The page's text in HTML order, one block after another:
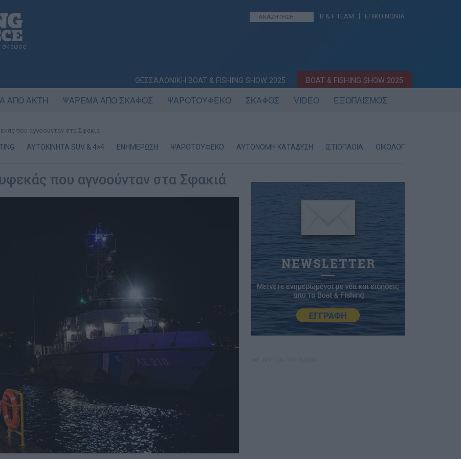
σκάφος!
B & F TEAM ΕΠΙΚΟΙΝΩΝΙΑ
ΘΕΣΣΑΛΟΝΙΚΗ BOAT & FISHING SHOW 2025 BOAT & FISHING SHOW 2025
ΑΠΟ ΑΚΤΗ ΨΑΡΕΜΑ ΑΠΟ ΣΚΑΦΟΣ ΨΑΡΟΤΟΥΦΕΚΟ ΣΚΑΦΟΣ VIDEO ΕΞΟΠΛΙΣΜΟΣ
που αγνοούνταν στα Σφακιά
AYTOKINHTA SUV & 4×4 ΕΝΗΜΕΡΩΣΗ ΨΑΡΟΤΟΥΦΕΚΟ ΑΥΤΟΝΟΜΗ ΚΑΤΑΔΥΣΗ ΙΣΤΙΟΠΛΟΙΑ ΟΙΚΟΛΟΓΙΑ
που αγνοούνταν στα Σφακιά